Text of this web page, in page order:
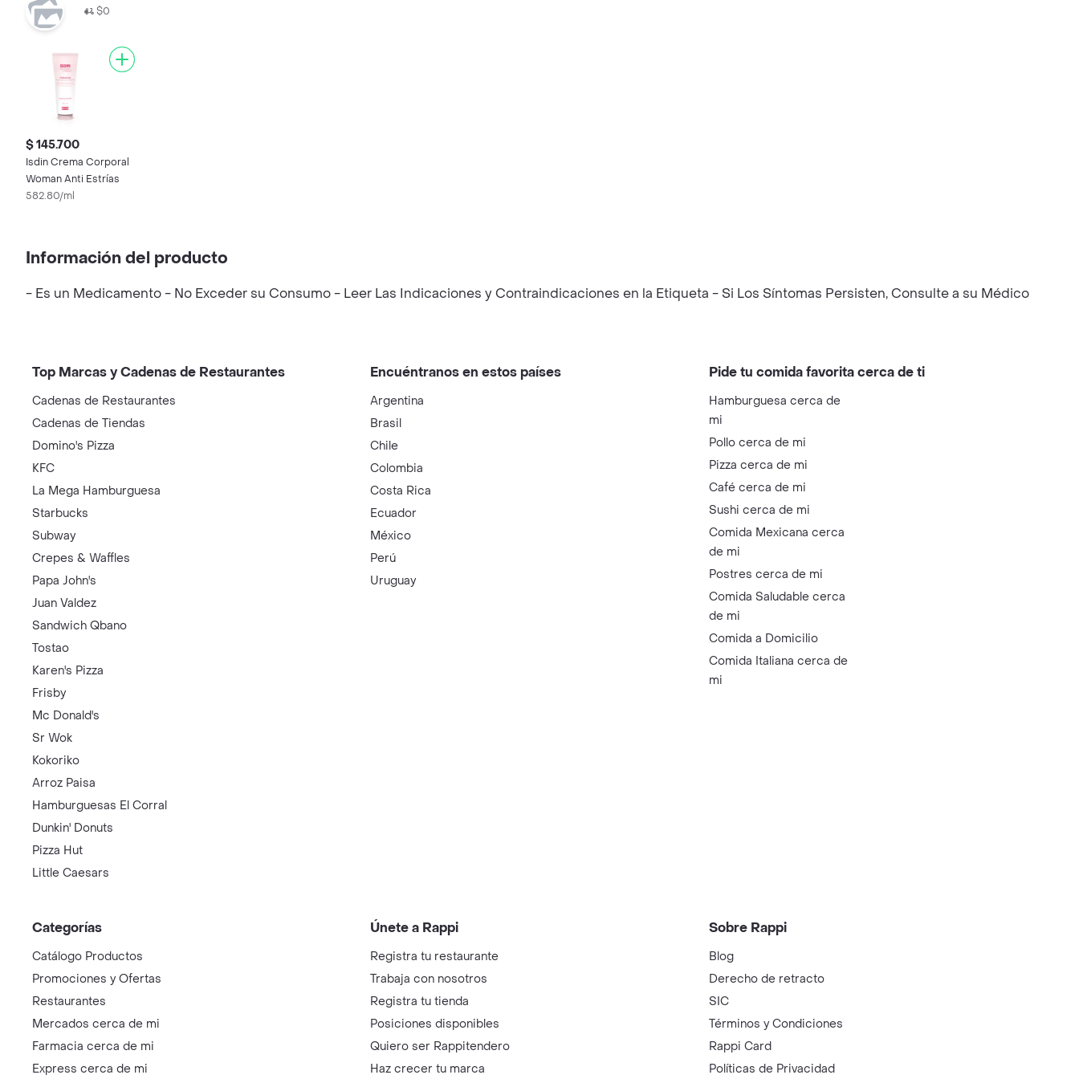
$0
$ 145.700
Isdin Crema Corporal
Woman Anti Estrías
582.80/ml
Información del producto
- Es un Medicamento - No Exceder su Consumo - Leer Las Indicaciones y Contraindicaciones en la Etiqueta - Si Los Síntomas Persisten, Consulte a su Médico
Top Marcas y Cadenas de Restaurantes
Cadenas de Restaurantes
Cadenas de Tiendas
Domino's Pizza
KFC
La Mega Hamburguesa
Starbucks
Subway
Crepes & Waffles
Papa John's
Juan Valdez
Sandwich Qbano
Tostao
Karen's Pizza
Frisby
Mc Donald's
Sr Wok
Kokoriko
Arroz Paisa
Hamburguesas El Corral
Dunkin' Donuts
Pizza Hut
Little Caesars
Encuéntranos en estos países
Argentina
Brasil
Chile
Colombia
Costa Rica
Ecuador
México
Perú
Uruguay
Pide tu comida favorita cerca de ti
Hamburguesa cerca de
mi
Pollo cerca de mi
Pizza cerca de mi
Café cerca de mi
Sushi cerca de mi
Comida Mexicana cerca
de mi
Postres cerca de mi
Comida Saludable cerca
de mi
Comida a Domicilio
Comida Italiana cerca de
mi
Categorías
Catálogo Productos
Promociones y Ofertas
Restaurantes
Mercados cerca de mi
Farmacia cerca de mi
Express cerca de mi
Únete a Rappi
Registra tu restaurante
Trabaja con nosotros
Registra tu tienda
Posiciones disponibles
Quiero ser Rappitendero
Haz crecer tu marca
Sobre Rappi
Blog
Derecho de retracto
SIC
Términos y Condiciones
Rappi Card
Políticas de Privacidad